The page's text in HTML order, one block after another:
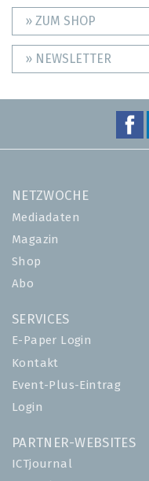
» ZUM SHOP
» NEWSLETTER
NETZWOCHE
Mediadaten
Magazin
Shop
Abo
SERVICES
E-Paper Login
Kontakt
Event-Plus-Eintrag
Login
PARTNER-WEBSITES
ICTjournal